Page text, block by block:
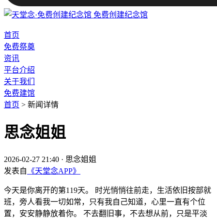
免费创建纪念馆
首页
免费祭奠
资讯
平台介绍
关于我们
免费建馆
首页 > 新闻详情
思念姐姐
2026-02-27 21:40 · 思念姐姐
发表自 《天堂念APP》
今天是你离开的第119天。 时光悄悄往前走，生活依旧按部就
班，旁人看我一切如常，只有我自己知道，心里一直有个位
置，安安静静放着你。 不去翻旧事，不去想从前，只是平淡